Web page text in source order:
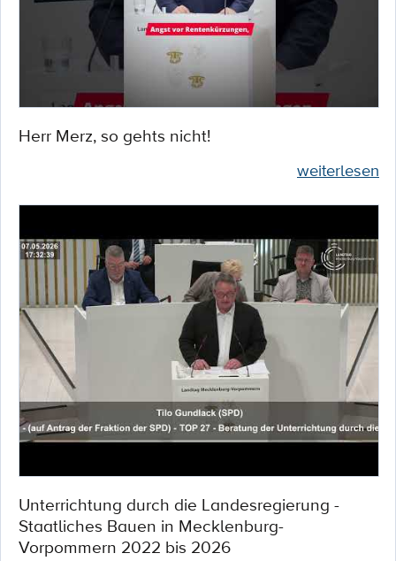
Herr Merz, so gehts nicht!
weiterlesen
Unterrichtung durch die Landesregierung -
Staatliches Bauen in Mecklenburg-
Vorpommern 2022 bis 2026